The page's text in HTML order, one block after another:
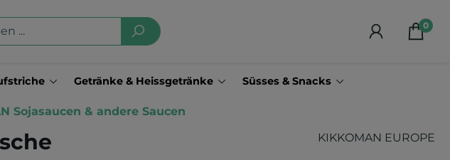
0
Getränke & Heissgetränke Süsses & Snacks
Sojasaucen & andere Saucen
KIKKOMAN EUROPE